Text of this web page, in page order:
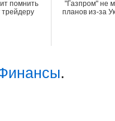
помнить
"Газпром" не
планов из-за
.